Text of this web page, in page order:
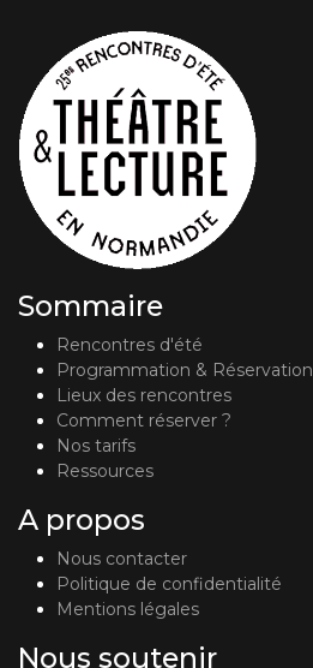
Sommaire
Rencontres d'été
Programmation & Réservation
Lieux des rencontres
Comment réserver ?
Nos tarifs
Ressources
A propos
Nous contacter
Politique de confidentialité
Mentions légales
Nous soutenir